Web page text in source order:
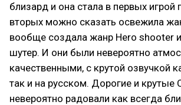
близард и она стала в первых игрой
вторых можно сказать освежила
вообще создала жанр Hero shooter
шутер. И они были невероятно
качественными, с крутой озвучкой
так и на русском. Дорогие и крутые
невероятно радовали как всегда